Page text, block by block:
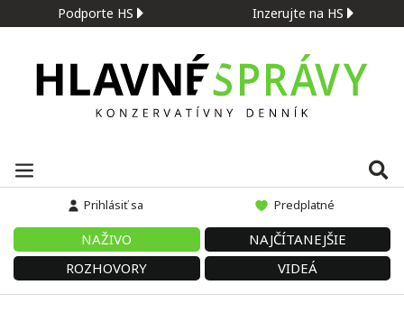
Podporte HS Inzerujte na HS
Prihlásiť sa Predplatné
NAŽIVO
NAJČÍTANEJŠIE
ROZHOVORY
VIDEÁ